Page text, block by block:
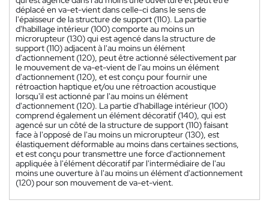
déplacé en va-et-vient dans celle-ci dans le sens de
l'épaisseur de la structure de support (110). La partie
d'habillage intérieur (100) comporte au moins un
microrupteur (130) qui est agencé dans la structure de
support (110) adjacent à l'au moins un élément
d'actionnement (120), peut être actionné sélectivement par
le mouvement de va-et-vient de l'au moins un élément
d'actionnement (120), et est conçu pour fournir une
rétroaction haptique et/ou une rétroaction acoustique
lorsqu'il est actionné par l'au moins un élément
d'actionnement (120). La partie d'habillage intérieur (100)
comprend également un élément décoratif (140), qui est
agencé sur un côté de la structure de support (110) faisant
face à l'opposé de l'au moins un microrupteur (130), est
élastiquement déformable au moins dans certaines sections,
et est conçu pour transmettre une force d'actionnement
appliquée à l'élément décoratif par l'intermédiaire de l'au
moins une ouverture à l'au moins un élément d'actionnement
(120) pour son mouvement de va-et-vient.